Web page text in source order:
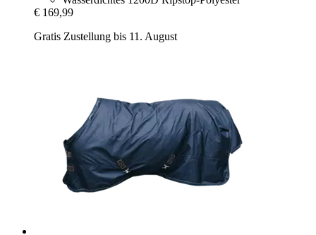
€ 169,99
Gratis Zustellung bis 11. August